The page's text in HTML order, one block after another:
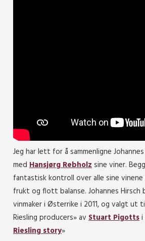
Jeg har lett for å sammenligne
med Hansjørg Rebholzsine viner.
fantastisk kontroll over alle sine vinene
frukt og flott balanse. Johannes
vinmaker i Østerrike i 2011, og valgt ut
Riesling producers» av Stuart Pigottsi
Riesling story»